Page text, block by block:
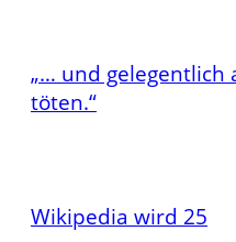
„… und gelegentlich
töten.“
Wikipedia wird 25